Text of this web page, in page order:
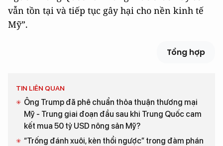
vẫn tồn tại và tiếp tục gây hại cho nền kinh tế
Mỹ”.
Tổng hợp
TIN LIÊN QUAN
Ông Trump đã phê chuẩn thỏa thuận thương mại
Mỹ - Trung giai đoạn đầu sau khi Trung Quốc cam
kết mua 50 tỷ USD nông sản Mỹ?
“Trống đánh xuôi, kèn thổi ngược” trong đàm phán